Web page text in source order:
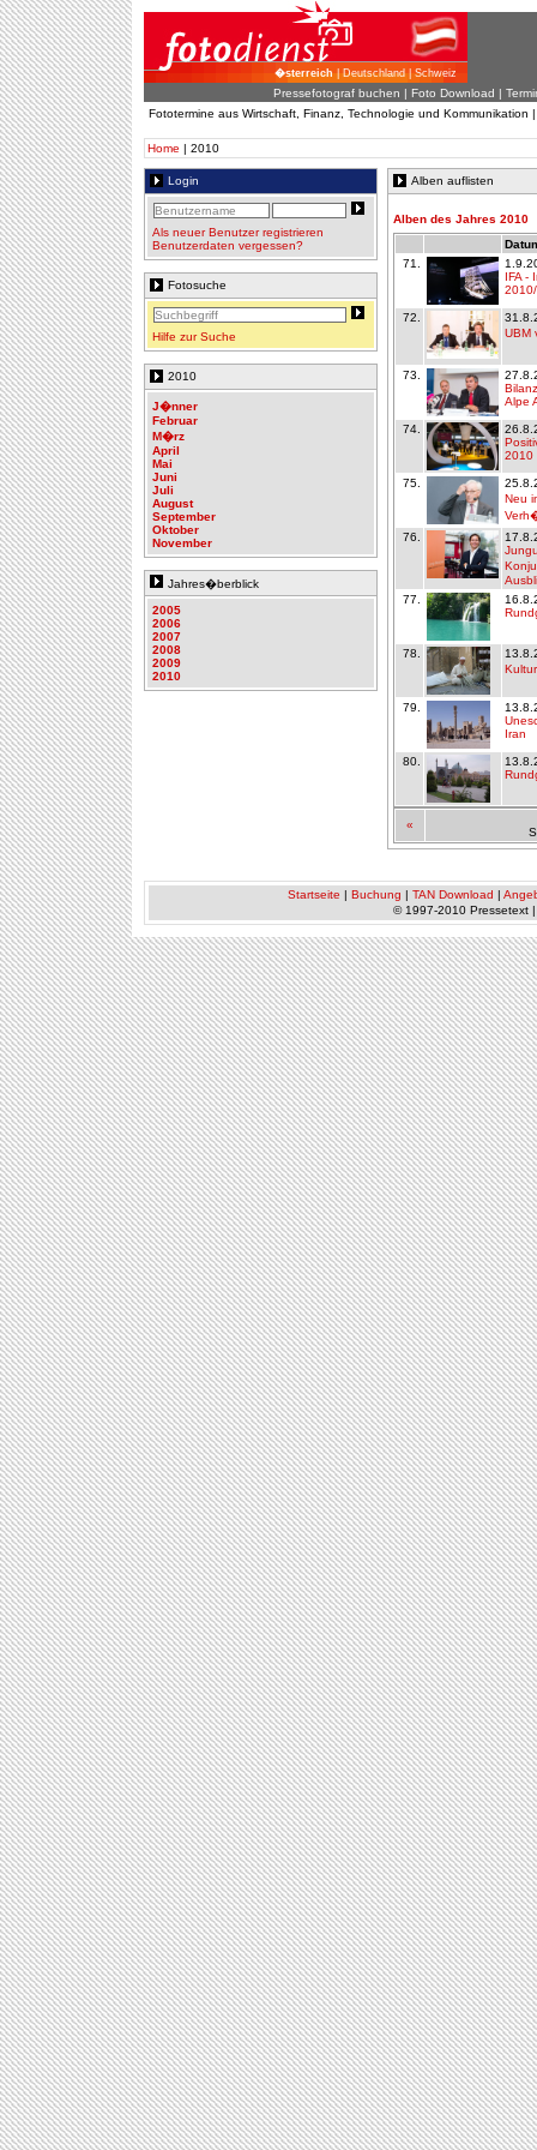
�sterreich| Deutschland | Schweiz
Pressefotograf buchen | Foto Download |
Fototermine aus Wirtschaft, Finanz, Technologie und Kommunikation
Home | 2010
Login
Als neuer Benutzer registrieren
Benutzerdaten vergessen?
Fotosuche
Hilfe zur Suche
2010
J�nner
Februar
M�rz
April
Mai
Juni
Juli
August
September
Oktober
November
Jahres�berblick
2005
2006
2007
2008
2009
2010
Alben auflisten
Alben des Jahres 2010
71.
IFA -
72.
UBM
73.
Alpe
74.
2010
75.
Neu
76.
77.
78.
79.
Iran
80.
«
Startseite | Buchung | TAN Download |
© 1997-2010 Pressetext